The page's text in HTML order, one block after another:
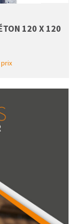
120 X 120